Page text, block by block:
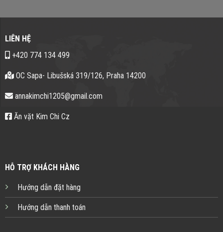
LIÊN HỆ
+420 774 134 499
OC Sapa- Libušská 319/126, Praha 14200
annakimchi1205@gmail.com
Ăn vặt Kim Chi Cz
HỖ TRỢ KHÁCH HÀNG
Hướng dẫn đặt hàng
Hướng dẫn thanh toán